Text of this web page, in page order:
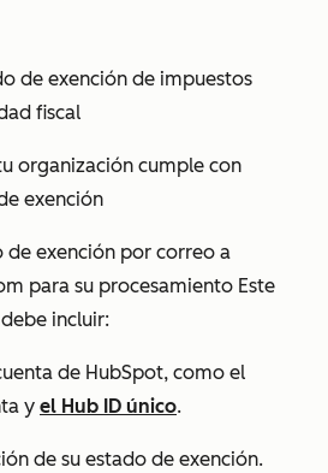
de exención de impuestos
fiscal
organización cumple con
exención
de exención por correo a
para su procesamiento Este
incluir:
de HubSpot, como el
y el Hub ID único.
de su estado de exención.